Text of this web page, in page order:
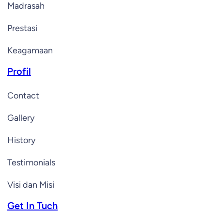
Madrasah
Prestasi
Keagamaan
Profil
Contact
Gallery
History
Testimonials
Visi dan Misi
Get In Tuch